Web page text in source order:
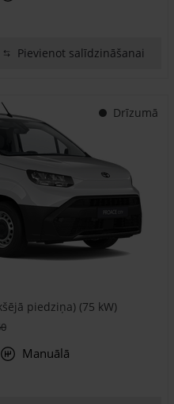
Pievienot salīdzināšanai
Drīzumā
piedziņa) (75 kW)
Manuālā